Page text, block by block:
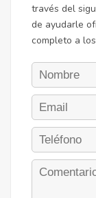
través del
de ayudarle
completo a